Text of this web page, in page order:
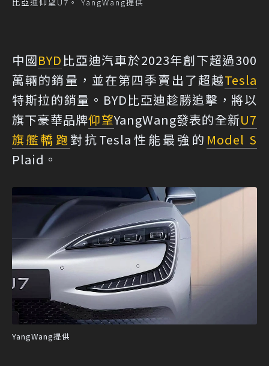
中國BYD 比亞迪汽車於2023年創下超過300
萬輛的銷量，並在第四季賣出了超越Tesla
特斯拉的銷量。BYD比亞迪趁勝追擊，將以
旗下豪華品牌仰望YangWang發表的全新U7
旗艦轎跑 對抗Tesla性能最強的 Model S
Plaid。
YangWang提供